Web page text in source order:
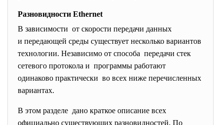
Разновидности Ethernet
В зависимости от скорости передачи данных
и передающей среды существует несколько вариантов
технологии. Независимо от способа передачи стек
сетевого протокола и программы работают
одинаково практически во всех ниже перечисленных
вариантах.
В этом разделе дано краткое описание всех
официально существующих разновидностей. По